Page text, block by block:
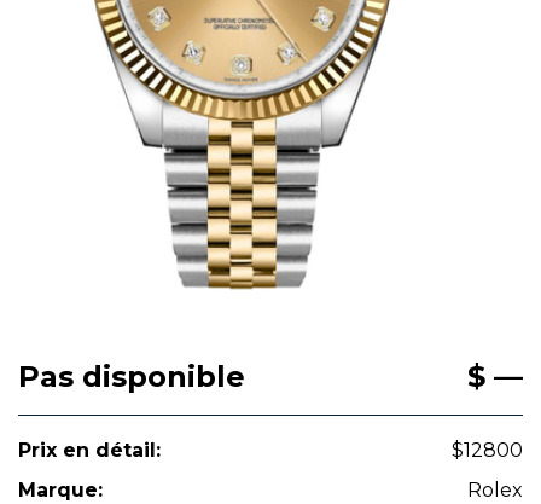
Pas disponible $ —
Prix en détail:
$12800
Marque:
Rolex